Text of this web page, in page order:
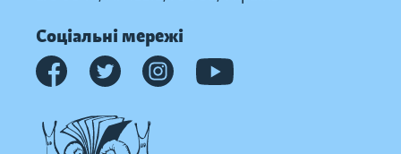
Соціальні мережі